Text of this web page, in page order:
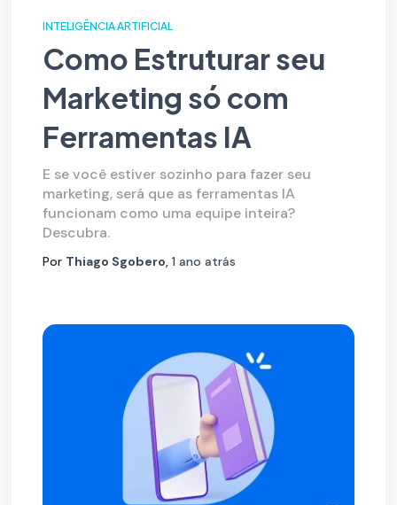
INTELIGÊNCIA ARTIFICIAL
Como Estruturar seu
Marketing só com
Ferramentas IA
E se você estiver sozinho para fazer seu
marketing, será que as ferramentas IA
funcionam como uma equipe inteira?
Descubra.
Por Thiago Sgobero, 1 ano atrás